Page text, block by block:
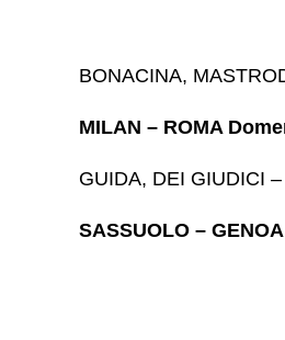
BONACINA,
MILAN – ROMA
GUIDA, DEI GIUDICI
SASSUOLO –